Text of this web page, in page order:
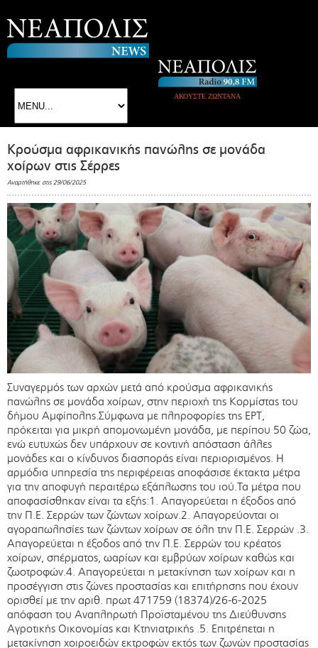
ΑΚΟΥΣΤΕ ΖΩΝΤΑΝΑ
Κρούσμα αφρικανικής πανώλης σε μονάδα
χοίρων στις Σέρρες
Αναρτήθηκε στις 29/06/2025
Συναγερμός των αρχών μετά από κρούσμα αφρικανικής
πανώλης σε μονάδα χοίρων, στην περιοχή της Κορμίστας του
δήμου Αμφίπολης.Σύμφωνα με πληροφορίες της ΕΡΤ,
πρόκειται για μικρή απομονωμένη μονάδα, με περίπου 50 ζώα,
ενώ ευτυχώς δεν υπάρχουν σε κοντινή απόσταση άλλες
μονάδες και ο κίνδυνος διασποράς είναι περιορισμένος. Η
αρμόδια υπηρεσία της περιφέρειας αποφάσισε έκτακτα μέτρα
για την αποφυγή περαιτέρω εξάπλωσης του ιού.Τα μέτρα που
αποφασίσθηκαν είναι τα εξής:1. Απαγορεύεται η έξοδος από
την Π.Ε. Σερρών των ζώντων χοίρων.2. Απαγορεύονται οι
αγοραπωλησίες των ζώντων χοίρων σε όλη την Π.Ε. Σερρών .3.
Απαγορεύεται η έξοδος από την Π.Ε. Σερρών του κρέατος
χοίρων, σπέρματος, ωαρίων και εμβρύων χοίρων καθώς και
ζωοτροφών.4. Απαγορεύεται η μετακίνηση των χοίρων και η
προσέγγιση στις ζώνες προστασίας και επιτήρησης που έχουν
ορισθεί με την αριθ. πρωτ 471759 (18374)/26-6-2025
απόφαση του Αναπληρωτή Προϊσταμένου της Διεύθυνσης
Αγροτικής Οικονομίας και Κτηνιατρικής .5. Επιτρέπεται η
μετακίνηση χοιροειδών εκτροφών εκτός των ζωνών προστασίας